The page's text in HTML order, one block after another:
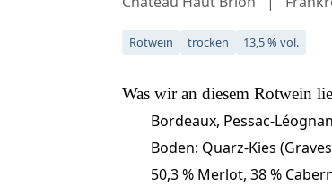
Rotwein trocken 13,5 % vol.
Was wir an diesem Rotwein
Bordeaux, Pessac-
Boden: Quarz-Kies
50,3 % Merlot, 38 %